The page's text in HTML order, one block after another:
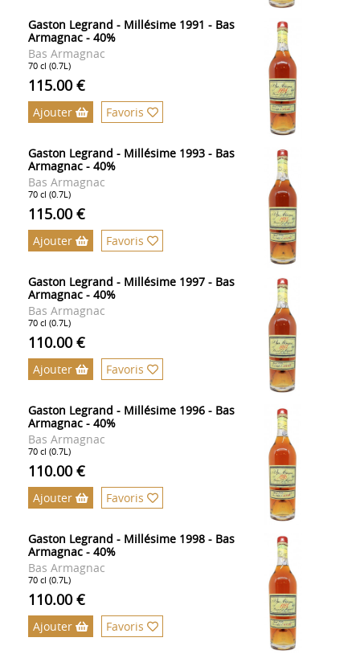
Gaston Legrand - Millésime 1991 - Bas
Armagnac - 40%
Bas Armagnac
70 cl (0.7L)
115.00 €
Ajouter Favoris
Gaston Legrand - Millésime 1993 - Bas
Armagnac - 40%
Bas Armagnac
70 cl (0.7L)
115.00 €
Ajouter Favoris
Gaston Legrand - Millésime 1997 - Bas
Armagnac - 40%
Bas Armagnac
70 cl (0.7L)
110.00 €
Ajouter Favoris
Gaston Legrand - Millésime 1996 - Bas
Armagnac - 40%
Bas Armagnac
70 cl (0.7L)
110.00 €
Ajouter Favoris
Gaston Legrand - Millésime 1998 - Bas
Armagnac - 40%
Bas Armagnac
70 cl (0.7L)
110.00 €
Ajouter Favoris